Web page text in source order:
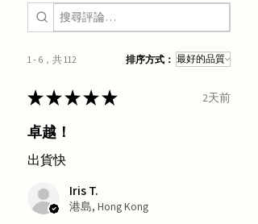
1 - 6，共 112 排序方式：
★★★★★ 2天前
卓越！
出貨快
Iris T.
港島, Hong Kong